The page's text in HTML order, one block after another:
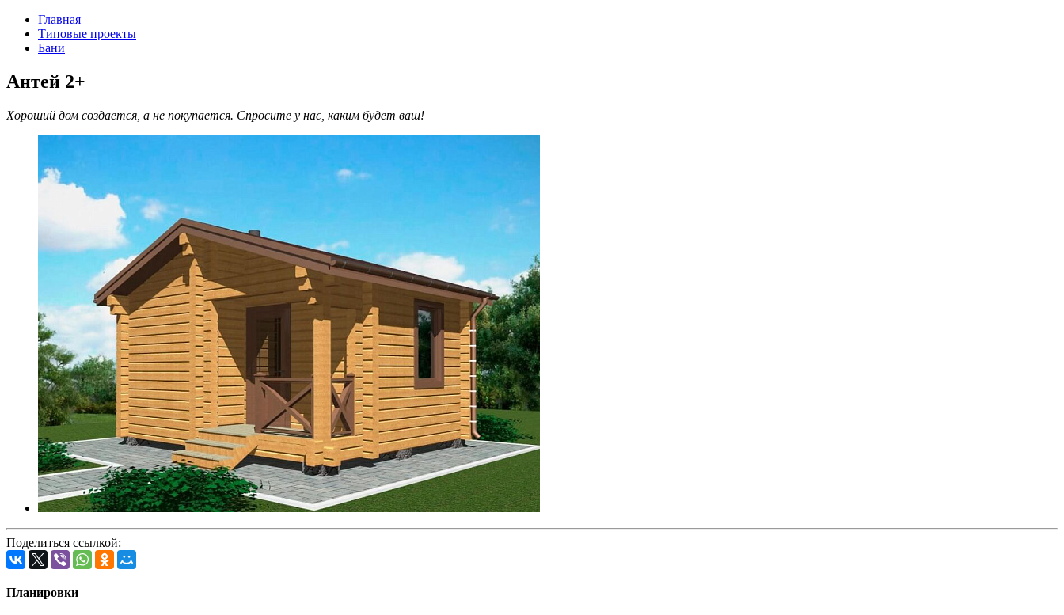
Главная
Типовые проекты
Бани
Антей 2+
Хороший дом создается, а не покупается. Спросите у нас, каким будет ваш!
Поделиться ссылкой:
Планировки